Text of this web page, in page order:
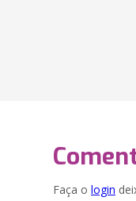
Faça o login